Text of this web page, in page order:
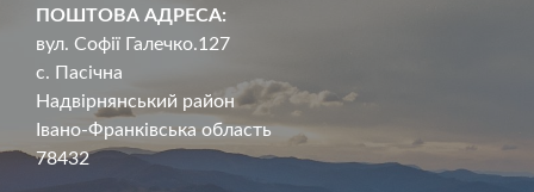
ПОШТОВА АДРЕСА:
вул. Софії Галечко.127
с. Пасічна
Надвірнянський район
Івано-Франківська область
78432